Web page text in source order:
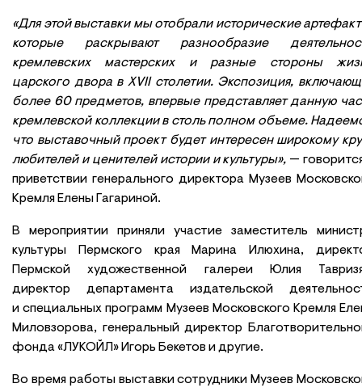
«Для этой выставки мы отобрали исторические
которые раскрывают разнообразие
кремлевских мастерских и разные стороны
царского двора в XVII столетии. Экспозиция,
более 60 предметов, впервые представляет данную
кремлевской коллекции в столь полном объеме.
что выставочный проект будет интересен широкому
любителей и ценителей истории и культуры», —
приветствии генерального директора Музеев
Кремля Елены Гагариной.
В мероприятии приняли участие заместитель
культуры Пермского края Марина Илюхина,
Пермской художественной галереи Юлия
директор департамента издательской
и специальных программ Музеев Московского Кремля
Миловзорова, генеральный директор
фонда «ЛУКОЙЛ» Игорь Бекетов и другие.
Во время работы выставки сотрудники Музеев